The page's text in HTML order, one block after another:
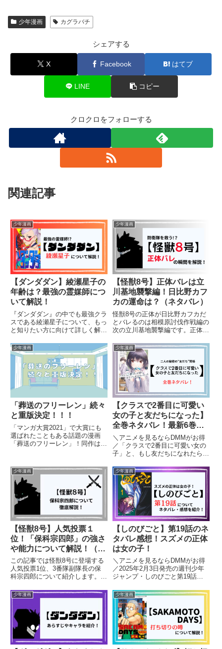
少年漫画 カグラバチ
シェアする
X Facebook はてブ
LINE コピー
クロクロをフォローする
関連記事
少年漫画
【ダンダダン】綾瀬星子の
年齢は？最強の霊媒師につ
いて解説！
『ダンダダン』の中でも最強クラ
スである綾瀬星子について、もっ
と知りたい方に向けて詳しく解説
星子の強さや彼女が持つ特異な能
力、そして他のキャラクターとの
関係性などがわかります。
少年漫画
【怪獣8号】正体バレは立
川基地襲撃編！日比野カフ
カの運命は？（ネタバレ）
怪獣8号の正体が日比野カフカだ
とバレるのは相模原討伐作戦編の
次の立川基地襲撃編です。正体バ
します。
少年漫画
「葬送のフリーレン」続々
と重版決定！！！
「マンガ大賞2021」で大賞にも
選ばれたこともある話題の漫画
「葬送のフリーレン」！同作は、
累計発行部数が1700万部を突破
することも話題になっており、そ
の人気はテレビ放送開始から加速
しています！
少年漫画
【クラスで2番目に可愛い
女の子と友だちになった】
全巻ネタバレ！最新6巻ま
での感想と口コミも紹介！
＼アニメを見るならDMMがお得
／「クラスで2番目に可愛い女の
子」と、もし友だちになれたら
ぎゅっと詰め込んだのが、『クラ
スで2番目に可愛い女の子と友だ
ちになった』です。クラスで目立
たない男子・前原真樹と、クラス
の...
少年漫画
【怪獣8号】人気投票１
位！「保科宗四郎」の強さ
や能力について解説！（ネ
タバレ）
この記事では怪獣8号に登場する
人気投票1位、3番隊副隊長の保
科宗四郎について紹介します。特
もち、怪獣10号の適合者がどん
な人物か詳しく解説していきま
す。（ネタバレ含む）
少年漫画
【しのびごと】第19話のネ
タバレ感想！スズメの正体
は女の子！
＼アニメを見るならDMMがお得
／2025年2月3日発売の週刊少年
ジャンプ・しのびごと第19話に
どころやあらすじ、感想を紹介し
ます。【しのびごと】を読むのが
オススメの人はこちら！・王道少
年漫画・忍者系・主人公ちょ...
少年漫画 少年漫画